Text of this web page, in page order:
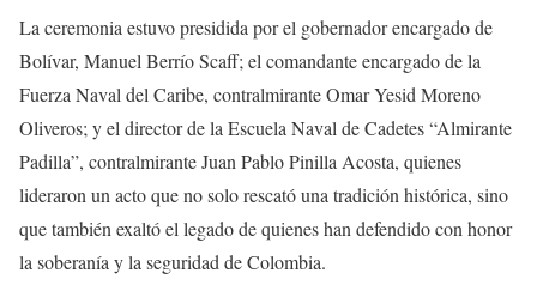
La ceremonia estuvo presidida por el gobernador encargado de
Bolívar, Manuel Berrío Scaff; el comandante encargado de la
Fuerza Naval del Caribe, contralmirante Omar Yesid Moreno
Oliveros; y el director de la Escuela Naval de Cadetes “Almirante
Padilla”, contralmirante Juan Pablo Pinilla Acosta, quienes
lideraron un acto que no solo rescató una tradición histórica, sino
que también exaltó el legado de quienes han defendido con honor
la soberanía y la seguridad de Colombia.